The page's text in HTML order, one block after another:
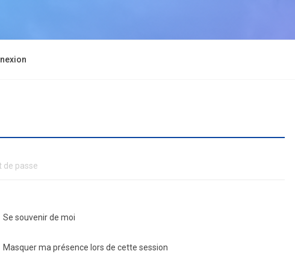
Se souvenir de moi
Masquer ma présence lors de cette session